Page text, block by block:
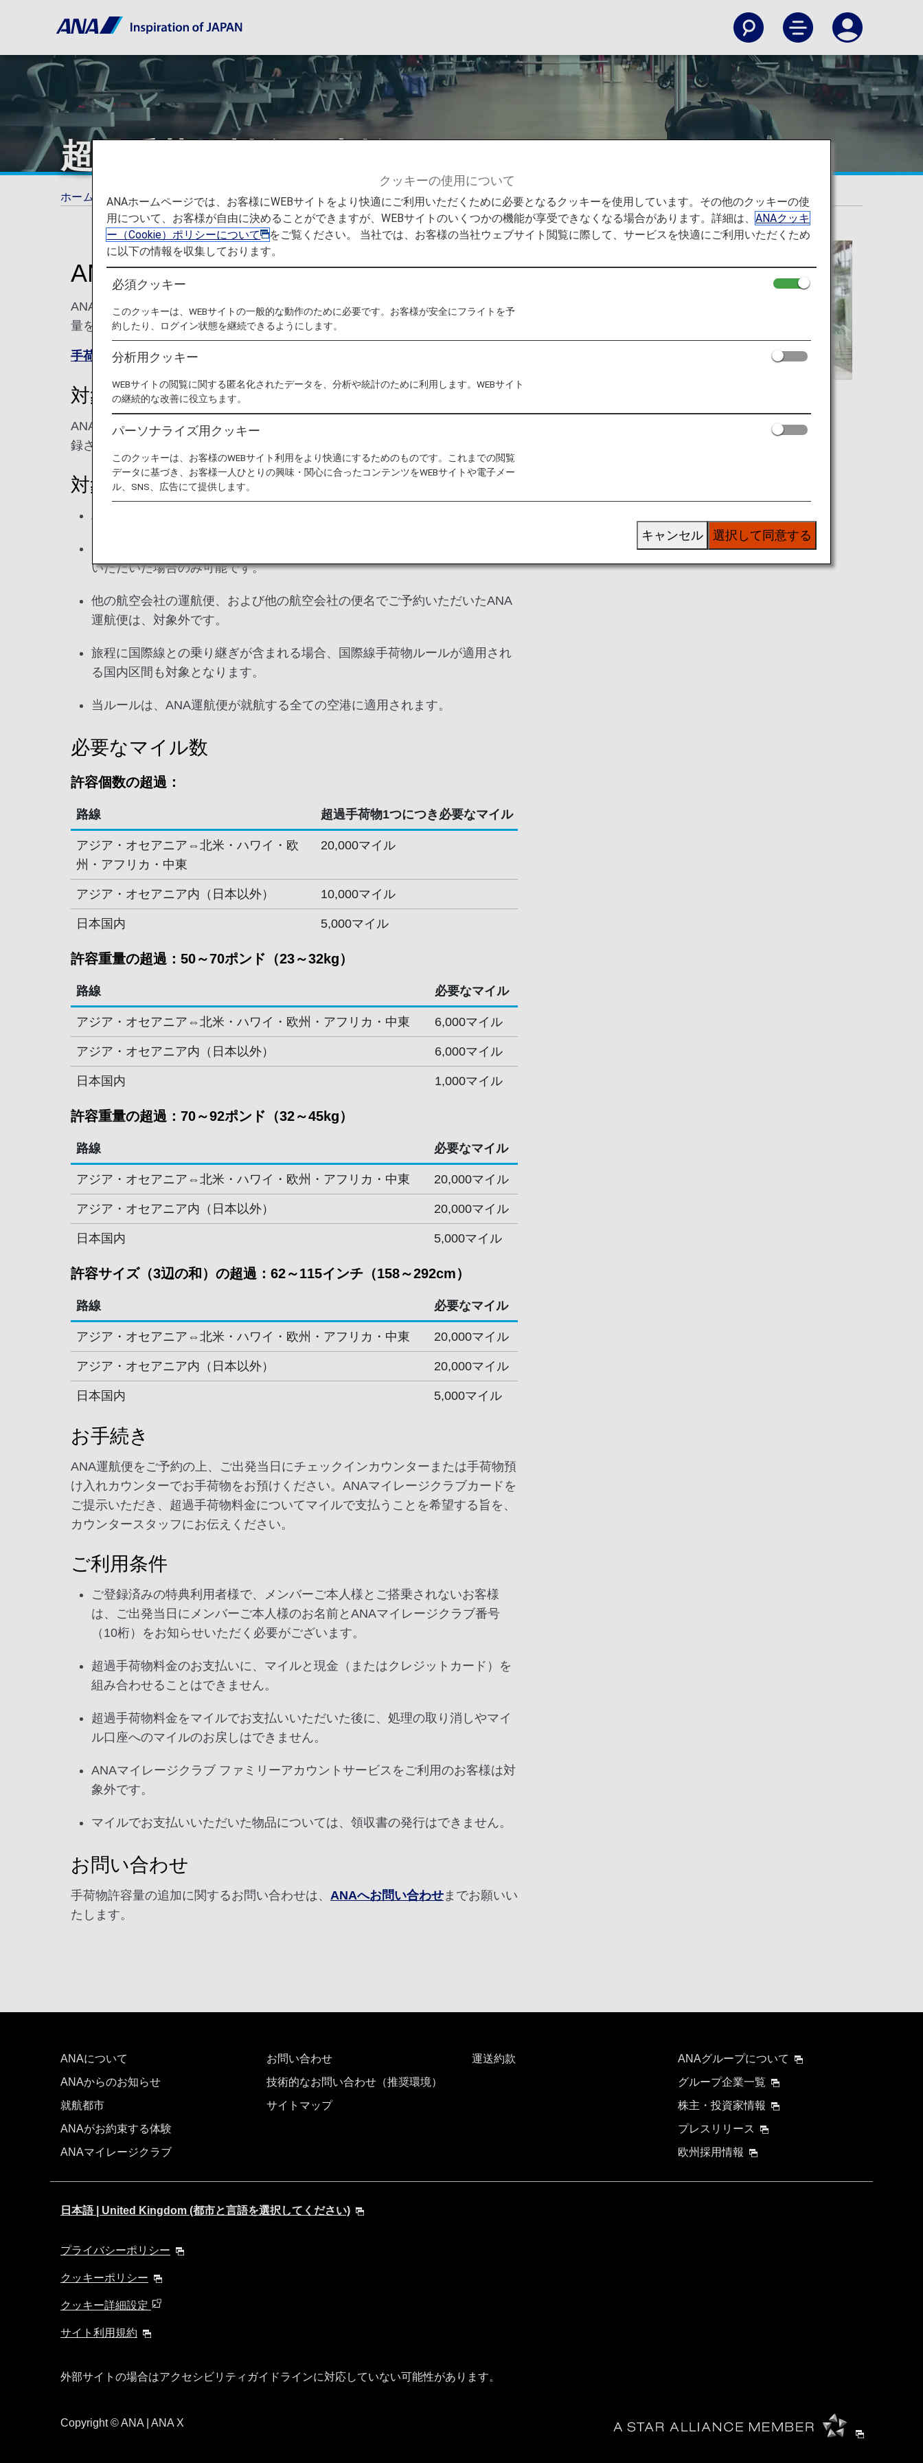
超過手荷物料金お支払い
ホーム ANAマイレージクラブ 超過手荷物料金お支払い
ANA国際線での超過手荷物について
ANA国際線での超過手荷物料金は、マイルでお支払いください。無料手荷物許容
量を、効率的に増やしていただけます。
手荷物ガイドラインはこちら
対象のお客様
ANAマイレージクラブ会員ご本人様、および会員ご本人様が特典利用者として登
録された方のみ、特典をご利用いただけます。
対象の旅程と空港
ANAの便名で予約されたANA運航便を利用する旅程。
いただいた場合のみ可能です。
他の航空会社の運航便、および他の航空会社の便名でご予約いただいたANA
運航便は、対象外です。
旅程に国際線との乗り継ぎが含まれる場合、国際線手荷物ルールが適用され
る国内区間も対象となります。
当ルールは、ANA運航便が就航する全ての空港に適用されます。
必要なマイル数
許容個数の超過：
路線 超過手荷物1つにつき必要なマイル
アジア・オセアニア⇔北米・ハワイ・欧
州・アフリカ・中東
20,000マイル
アジア・オセアニア内（日本以外） 10,000マイル
日本国内 5,000マイル
許容重量の超過：50～70ポンド（23～32kg）
路線 必要なマイル
アジア・オセアニア⇔北米・ハワイ・欧州・アフリカ・中東 6,000マイル
アジア・オセアニア内（日本以外） 6,000マイル
日本国内 1,000マイル
許容重量の超過：70～92ポンド（32～45kg）
路線 必要なマイル
アジア・オセアニア⇔北米・ハワイ・欧州・アフリカ・中東 20,000マイル
アジア・オセアニア内（日本以外） 20,000マイル
日本国内 5,000マイル
許容サイズ（3辺の和）の超過：62～115インチ（158～292cm）
路線 必要なマイル
アジア・オセアニア⇔北米・ハワイ・欧州・アフリカ・中東 20,000マイル
アジア・オセアニア内（日本以外） 20,000マイル
日本国内 5,000マイル
お手続き
ANA運航便をご予約の上、ご出発当日にチェックインカウンターまたは手荷物預
け入れカウンターでお手荷物をお預けください。ANAマイレージクラブカードを
ご提示いただき、超過手荷物料金についてマイルで支払うことを希望する旨を、
カウンタースタッフにお伝えください。
ご利用条件
ご登録済みの特典利用者様で、メンバーご本人様とご搭乗されないお客様
は、ご出発当日にメンバーご本人様のお名前とANAマイレージクラブ番号
（10桁）をお知らせいただく必要がございます。
超過手荷物料金のお支払いに、マイルと現金（またはクレジットカード）を
組み合わせることはできません。
超過手荷物料金をマイルでお支払いいただいた後に、処理の取り消しやマイ
ル口座へのマイルのお戻しはできません。
ANAマイレージクラブ ファミリーアカウントサービスをご利用のお客様は対
象外です。
マイルでお支払いいただいた物品については、領収書の発行はできません。
お問い合わせ
手荷物許容量の追加に関するお問い合わせは、 ANAへお問い合わせまでお願いい
たします。
ANAについて
ANAからのお知らせ
就航都市
ANAがお約束する体験
ANAマイレージクラブ
お問い合わせ
技術的なお問い合わせ（推奨環境）
サイトマップ
運送約款
ANAグループについて
グループ企業一覧
株主・投資家情報
プレスリリース
欧州採用情報
日本語 | United Kingdom (都市と言語を選択してください)
プライバシーポリシー
クッキーポリシー
クッキー詳細設定
サイト利用規約
外部サイトの場合はアクセシビリティガイドラインに対応していない可能性があります。
Copyright© ANA | ANA X
クッキーの使用について
ANAホームページでは、お客様にWEBサイトをより快適にご利用いただくために必要となるクッキーを使用しています。その他のクッキーの使
用について、お客様が自由に決めることができますが、WEBサイトのいくつかの機能が享受できなくなる場合があります。詳細は、ANAクッキ
ー（Cookie）ポリシーについて
をご覧ください。 当社では、お客様の当社ウェブサイト閲覧に際して、サービスを快適にご利用いただくため
に以下の情報を収集しております。
必須クッキー
このクッキーは、WEBサイトの一般的な動作のために必要です。お客様が安全にフライトを予
約したり、ログイン状態を継続できるようにします。
分析用クッキー
WEBサイトの閲覧に関する匿名化されたデータを、分析や統計のために利用します。WEBサイト
の継続的な改善に役立ちます。
パーソナライズ用クッキー
このクッキーは、お客様のWEBサイト利用をより快適にするためのものです。これまでの閲覧
データに基づき、お客様一人ひとりの興味・関心に合ったコンテンツをWEBサイトや電子メー
ル、SNS、広告にて提供します。
選択して同意する
キャンセル